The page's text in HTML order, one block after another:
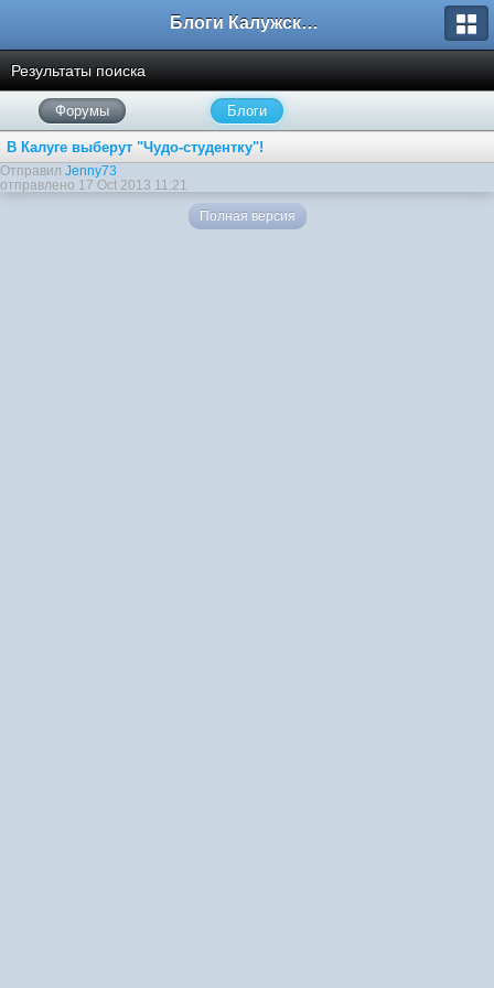
Блоги Калужского перекрестка
Результаты поиска
Форумы Блоги
В Калуге выберут "Чудо-студентку"!
Отправил Jenny73
отправлено 17 Oct 2013 11:21
Полная версия